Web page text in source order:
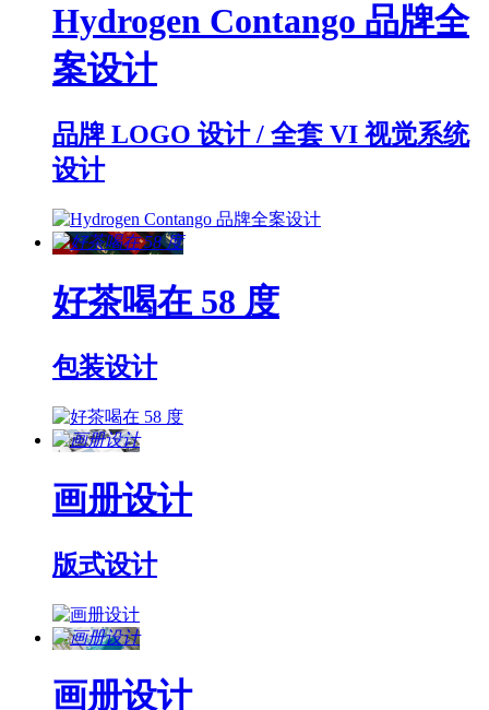
Hydrogen Contango 品牌全
案设计
品牌 LOGO 设计 / 全套 VI 视觉系统
设计
好茶喝在 58 度
包装设计
画册设计
版式设计
画册设计